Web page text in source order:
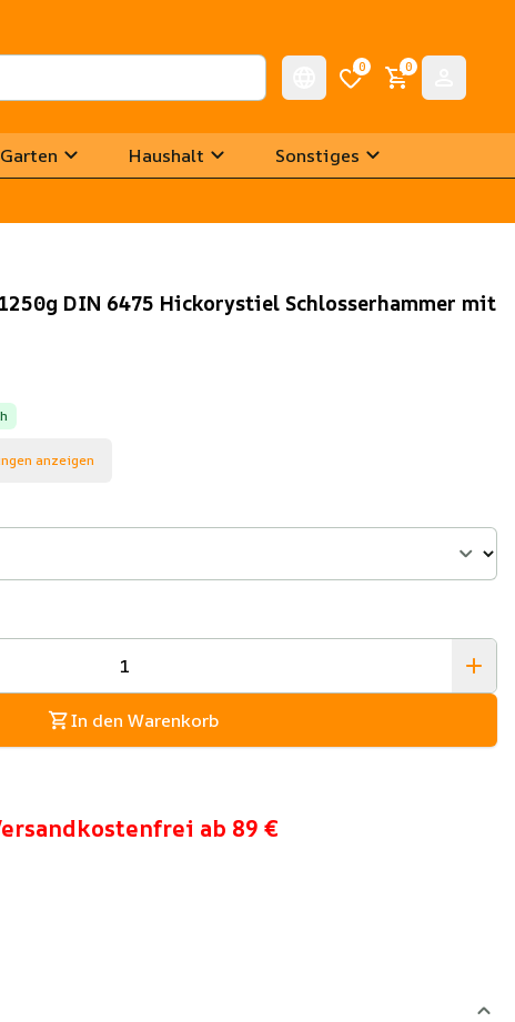
0 0
Garten Haushalt
Sonstiges
DIN 6475 Hickorystiel Schlosserhammer mit
anzeigen
In den Warenkorb
ab 89 €